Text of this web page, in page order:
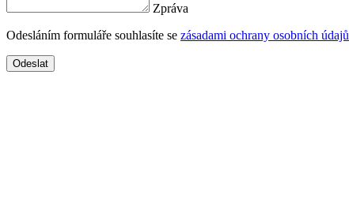
Zpráva
Odesláním formuláře souhlasíte se zásadami ochrany osobních údajů
Odeslat